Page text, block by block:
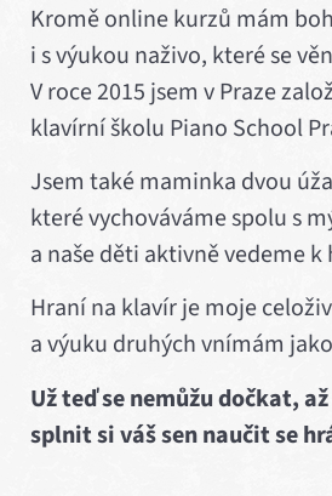
Kromě online kurzů mám
i s výukou naživo, které se
V roce 2015 jsem v Praze
klavírní školu Piano School
Jsem také maminka dvou
které vychováváme spolu s
a naše děti aktivně vedeme k
Hraní na klavír je moje
a výuku druhých vnímám
Už teď se nemůžu dočkat,
splnit si váš sen naučit se